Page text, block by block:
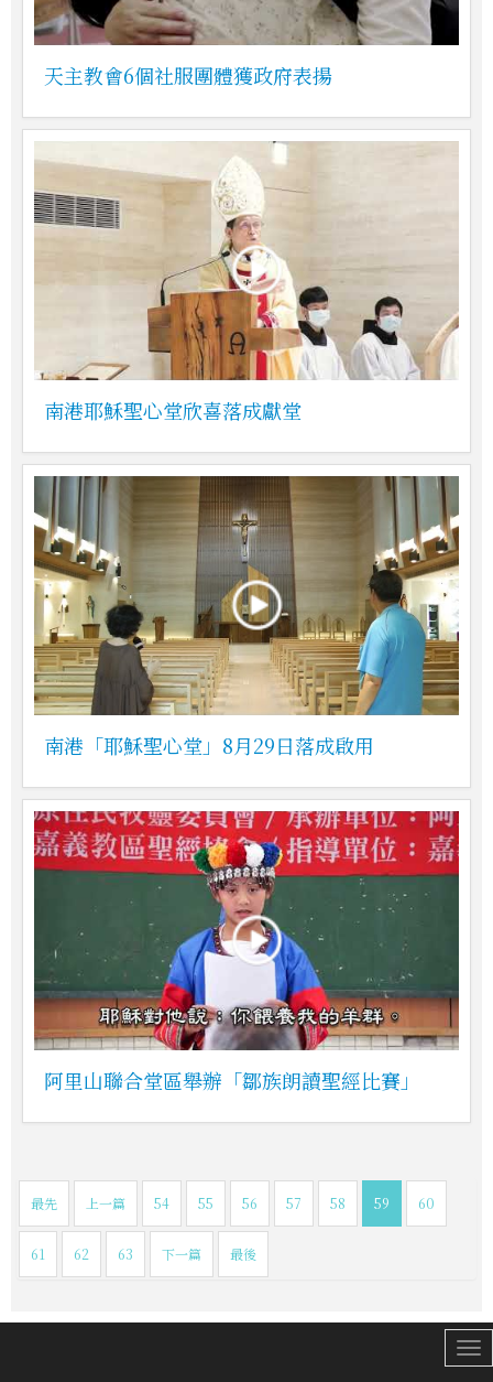
天主教會6個社服團體獲政府表揚
南港耶穌聖心堂欣喜落成獻堂
南港「耶穌聖心堂」8月29日落成啟用
阿里山聯合堂區舉辦「鄒族朗讀聖經比賽」
最先 上一篇 54 55 56 57 58 59 60
61 62 63 下一篇 最後